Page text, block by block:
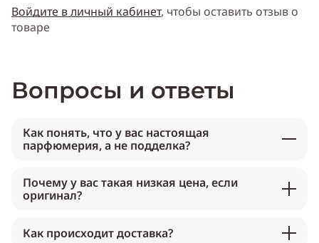
Войдите в личный кабинет, чтобы оставить отзыв о
товаре
Вопросы и ответы
Как понять, что у вас настоящая
парфюмерия, а не подделка?
Почему у вас такая низкая цена, если
оригинал?
Как происходит доставка?